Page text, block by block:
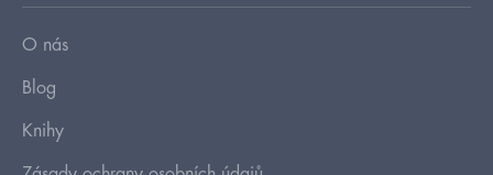
O nás
Blog
Knihy